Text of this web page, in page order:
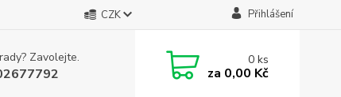
CZK Přihlášení
Zavolejte. 0ks
za 0,00 Kč